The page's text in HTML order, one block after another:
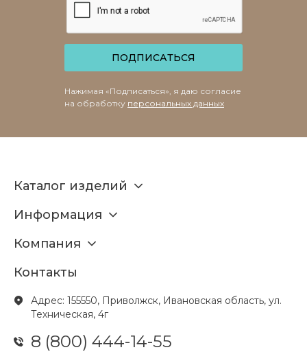
ПОДПИСАТЬСЯ
Нажимая «Подписаться», я даю согласие
на обработку персональных данных
Каталог изделий
Информация
Компания
Контакты
Адрес: 155550, Приволжск, Ивановская область, ул.
Техническая, 4г
8 (800) 444-14-55